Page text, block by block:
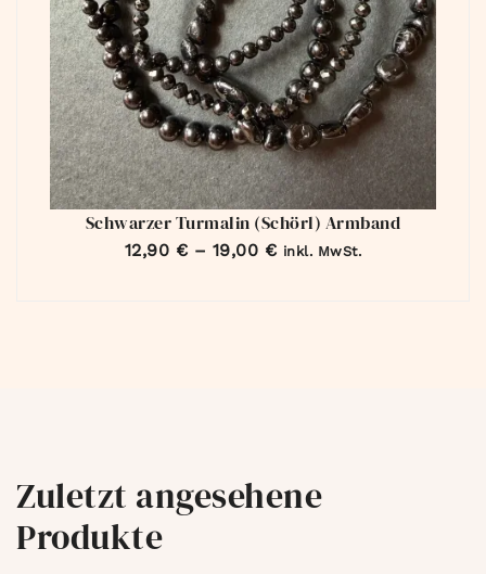
Schwarzer Turmalin (Schörl) Armband
12,90 € – 19,00 € inkl. MwSt.
Zuletzt angesehene
Produkte